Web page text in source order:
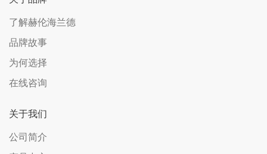
了解赫伦海兰德
品牌故事
为何选择
在线咨询
关于我们
公司简介